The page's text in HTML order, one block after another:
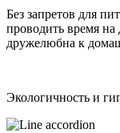
Без запретов для
проводить время на
дружелюбна к
Экологичность и